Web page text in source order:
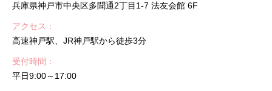
兵庫県神戸市中央区多聞通2丁目1-7 法友会館 6F
アクセス
高速神戸駅、JR神戸駅から徒歩3分
受付時間
平日9:00～17:00